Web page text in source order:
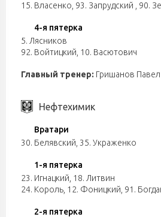
15. Власенко 93. Запрудский 90.
4-я пятерка
5. Лясников
92. Войтицкий 10. Васютович
Главный тренер: Гришанов Павел
Нефтехимик
Вратари
30. Белявский 35. Украженко
1-я пятерка
23. Игнацкий 18. Литвин
24. Король 12. Фоницкий 91.
2-я пятерка